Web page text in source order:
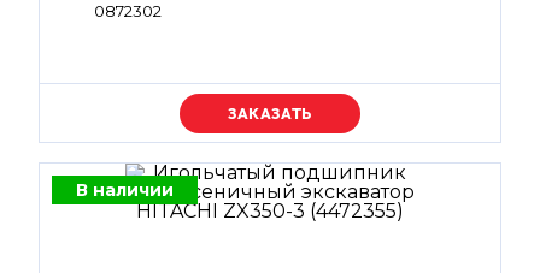
0872302
Уточняйте цену
В наличии